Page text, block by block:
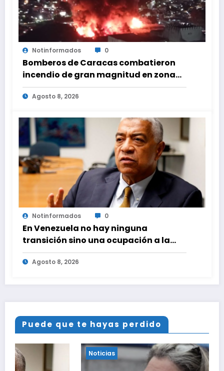
Notinformados 0
Bomberos de Caracas combatieron
incendio de gran magnitud en zona
industrial de El Llanito
Agosto 8, 2026
Notinformados 0
En Venezuela no hay ninguna
transición sino una ocupación a la
fuerza
Agosto 8, 2026
Puede que te hayas perdido